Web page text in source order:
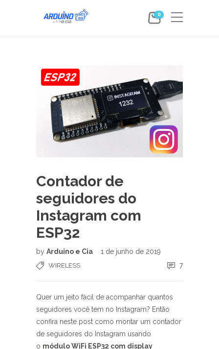
0
Contador de
seguidores do
Instagram com
ESP32
by Arduino e Cia 1 de junho de 2019
WIRELESS 7
Quer um jeito fácil de acompanhar quantos
seguidores você tem no Instagram? Então
confira neste post como montar um contador
de seguidores do Instagram usando
o módulo WiFi ESP32 com display